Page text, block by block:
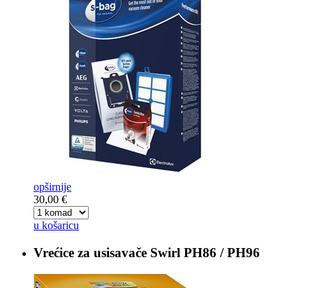
opširnije
30,00 €
u košaricu
Vrećice za usisavače Swirl PH86 / PH96